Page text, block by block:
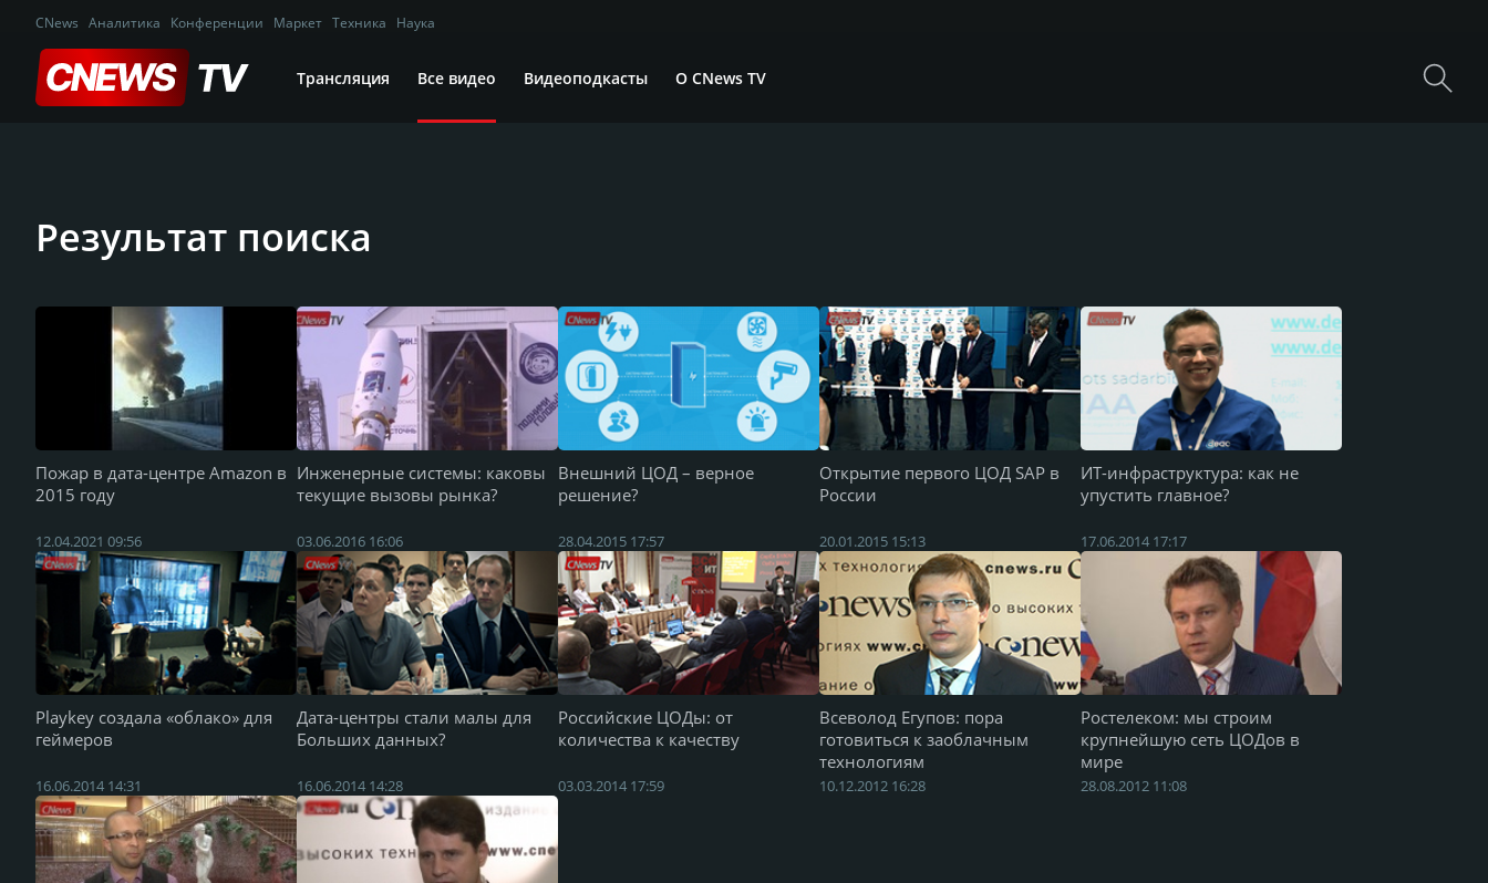
CNews Аналитика Конференции Маркет Техника Наука
Трансляция Все видео Видеоподкасты О CNews TV
Результат поиска
Пожар в дата-центре Amazon в
2015 году
12.04.2021 09:56
Инженерные системы: каковы
текущие вызовы рынка?
03.06.2016 16:06
Внешний ЦОД – верное
решение?
28.04.2015 17:57
Открытие первого ЦОД SAP в
России
20.01.2015 15:13
ИТ-инфраструктура: как не
упустить главное?
17.06.2014 17:17
Playkey создала «облако» для
геймеров
16.06.2014 14:31
Дата-центры стали малы для
Больших данных?
16.06.2014 14:28
Российские ЦОДы: от
количества к качеству
03.03.2014 17:59
Всеволод Егупов: пора
готовиться к заоблачным
технологиям
10.12.2012 16:28
Ростелеком: мы строим
крупнейшую сеть ЦОДов в
мире
28.08.2012 11:08